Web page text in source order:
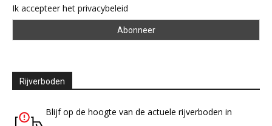
Ik accepteer het privacybeleid
Rijverboden
Blijf op de hoogte van de actuele rijverboden in